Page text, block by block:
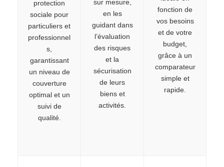
protection
sociale pour
particuliers et
professionnel
s,
garantissant
un niveau de
couverture
optimal et un
suivi de
qualité.
sur mesure,
en les
guidant dans
l’évaluation
des risques
et la
sécurisation
de leurs
biens et
activités.
fonction de
vos besoins
et de votre
budget,
grâce à un
comparateur
simple et
rapide.